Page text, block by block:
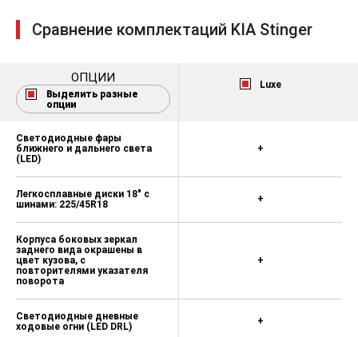
Сравнение комплектаций KIA Stinger
ОПЦИИ
Выделить разные
опции
Luxe
Светодиодные фары
ближнего и дальнего света
(LED)
Легкосплавные диски 18" с
шинами: 225/45R18
Корпуса боковых зеркал
заднего вида окрашены в
цвет кузова, с
повторителями указателя
поворота
Cветодиодные дневные
ходовые огни (LED DRL)
+
+
+
+